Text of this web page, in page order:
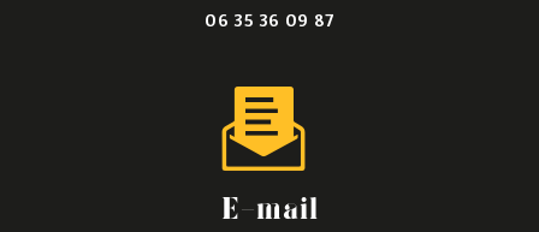
06 35 36 09 87
E-mail